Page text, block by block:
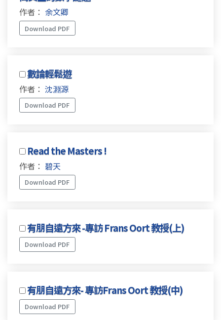
作者： 余文卿
Download PDF
數論輕鬆遊
作者： 沈淵源
Download PDF
Read the Masters !
作者： 碧天
Download PDF
有朋自遠方來 -專訪 Frans Oort 教授(上)
Download PDF
有朋自遠方來- 專訪Frans Oort 教授(中)
Download PDF